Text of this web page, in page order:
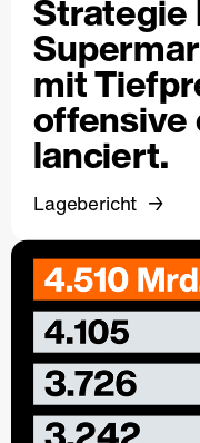
Strategie
mit
offensive
lanciert.
Lagebericht